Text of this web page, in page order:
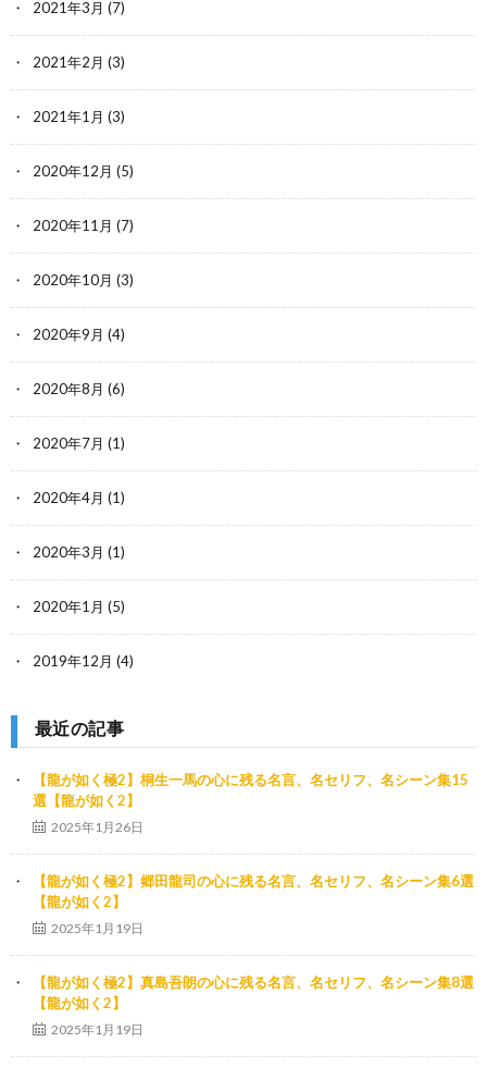
2021年3月 (7)
2021年2月 (3)
2021年1月 (3)
2020年12月 (5)
2020年11月 (7)
2020年10月 (3)
2020年9月 (4)
2020年8月 (6)
2020年7月 (1)
2020年4月 (1)
2020年3月 (1)
2020年1月 (5)
2019年12月 (4)
最近の記事
【龍が如く極2】桐生一馬の心に残る名言、名セリフ、名シーン集15
選【龍が如く2】
2025年1月26日
【龍が如く極2】郷田龍司の心に残る名言、名セリフ、名シーン集6選
【龍が如く2】
2025年1月19日
【龍が如く極2】真島吾朗の心に残る名言、名セリフ、名シーン集8選
【龍が如く2】
2025年1月19日